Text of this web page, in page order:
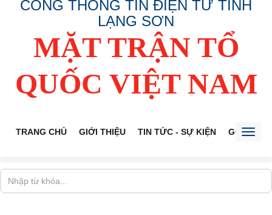
CỔNG THÔNG TIN ĐIỆN TỬ TỈNH
LẠNG SƠN
MẶT TRẬN TỔ
QUỐC VIỆT NAM
TRANG CHỦ GIỚI THIỆU TIN TỨC - SỰ KIỆN GÓP Ý